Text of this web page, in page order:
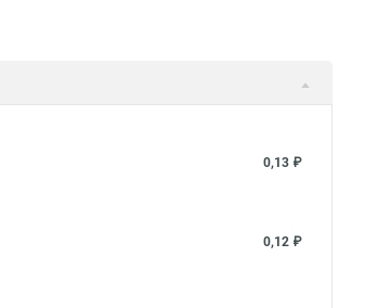
0,13 ₽
0,12 ₽